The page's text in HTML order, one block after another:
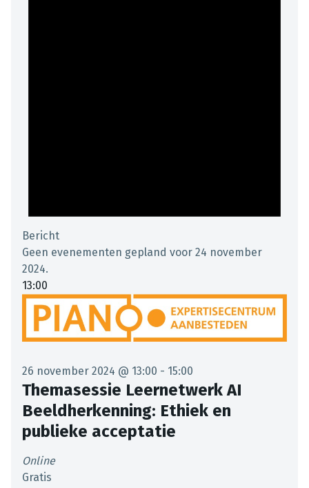
Bericht
Geen evenementen gepland voor 24 november
2024.
13:00
26 november 2024 @ 13:00 - 15:00
Themasessie Leernetwerk AI
Beeldherkenning: Ethiek en
publieke acceptatie
Online
Gratis